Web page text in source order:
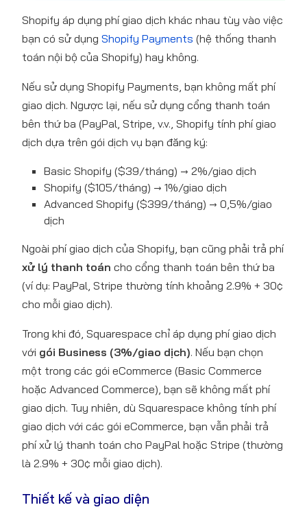
Shopify áp dụng phí giao dịch khác nhau tùy vào việc
bạn có sử dụng Shopify Payments (hệ thống thanh
toán nội bộ của Shopify) hay không.
Nếu sử dụng Shopify Payments, bạn không mất phí
giao dịch. Ngược lại, nếu sử dụng cổng thanh toán
bên thứ ba (PayPal, Stripe, v.v., Shopify tính phí giao
dịch dựa trên gói dịch vụ bạn đăng ký:
Basic Shopify ($39/tháng) → 2%/giao dịch
Shopify ($105/tháng) → 1%/giao dịch
Advanced Shopify ($399/tháng) → 0,5%/giao
dịch
Ngoài phí giao dịch của Shopify, bạn cũng phải trả phí
xử lý thanh toán cho cổng thanh toán bên thứ ba
(ví dụ: PayPal, Stripe thường tính khoảng 2.9% + 30¢
cho mỗi giao dịch).
Trong khi đó, Squarespace chỉ áp dụng phí giao dịch
với gói Business (3%/giao dịch). Nếu bạn chọn
một trong các gói eCommerce (Basic Commerce
hoặc Advanced Commerce), bạn sẽ không mất phí
giao dịch. Tuy nhiên, dù Squarespace không tính phí
giao dịch với các gói eCommerce, bạn vẫn phải trả
phí xử lý thanh toán cho PayPal hoặc Stripe (thường
là 2.9% + 30¢ mỗi giao dịch).
Thiết kế và giao diện